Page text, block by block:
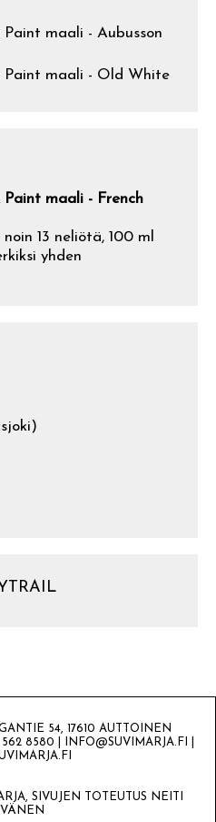
maali - Aubusson
maali - Old White
maali - French
13 neliötä, 100 ml
yhden
54, 17610 AUTTOINEN
8580 | INFO@SUVIMARJA.FI |
SIVUJEN TOTEUTUS NEITI